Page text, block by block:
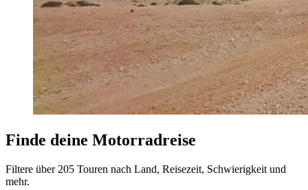
Finde deine Motorradreise
Filtere über 205 Touren nach Land, Reisezeit, Schwierigkeit und
mehr.